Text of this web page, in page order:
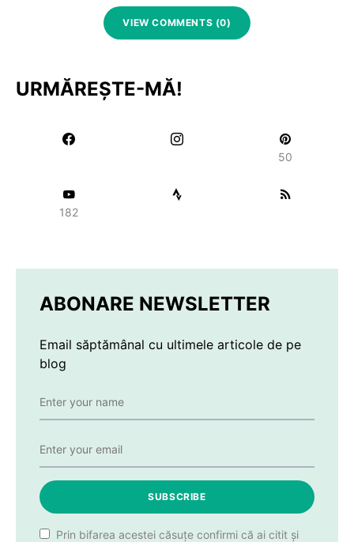
VIEW COMMENTS (0)
URMĂREȘTE-MĂ!
50
182
ABONARE NEWSLETTER
Email săptămânal cu ultimele articole de pe
blog
SUBSCRIBE
Prin bifarea acestei căsuțe confirmi că ai citit și